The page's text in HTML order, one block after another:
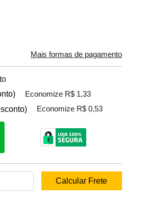
Mais formas de pagamento
Economize R$ 1,33
Economize R$ 0,53